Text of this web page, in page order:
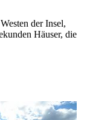
der Insel,
Häuser, die